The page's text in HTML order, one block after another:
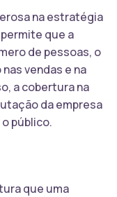
na estratégia
que a
de pessoas, o
vendas e na
a cobertura na
da empresa
público.
que uma